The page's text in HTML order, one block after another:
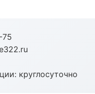
круглосуточно